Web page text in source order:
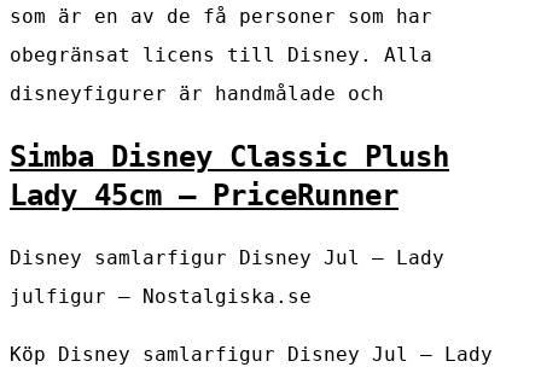
som är en av de få personer som har
obegränsat licens till Disney. Alla
disneyfigurer är handmålade och
Simba Disney Classic Plush
Lady 45cm – PriceRunner
Disney samlarfigur Disney Jul – Lady
julfigur – Nostalgiska.se
Köp Disney samlarfigur Disney Jul – Lady